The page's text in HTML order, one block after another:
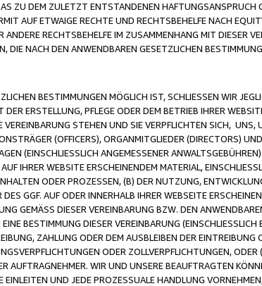
ZU DEM ZULETZT ENTSTANDENEN HAFTUNGSANSPRUCH
AUF ETWAIGE RECHTE UND RECHTSBEHELFE NACH
RECHTSBEHELFE IM ZUSAMMENHANG MIT DIESER
DIE NACH DEN ANWENDBAREN GESETZLICHEN
BESTIMMUNGEN MÖGLICH IST, SCHLIESSEN WIR
ERSTELLUNG, PFLEGE ODER DEM BETRIEB IHRER
STEHEN UND SIE VERPFLICHTEN SICH, UNS,
(OFFICERS), ORGANMITGLIEDER (DIRECTORS)
(EINSCHLIESSLICH ANGEMESSENER
IHRER WEBSITE ERSCHEINENDEM MATERIAL,
ODER PROZESSEN, (B) DER NUTZUNG,
GGF. AUF ODER INNERHALB IHRER WEBSEITE
GEMÄSS DIESER VEREINBARUNG BZW. DEN
BESTIMMUNG DIESER VEREINBARUNG (EINSCHLIESSLICH
ZAHLUNG ODER DEM AUSBLEIBEN DER EINTREIBUNG
ODER ZOLLVERPFLICHTUNGEN, ODER
AUFTRAGNEHMER. WIR UND UNSERE BEAUFTRAGTEN
UND JEDE PROZESSUALE HANDLUNG